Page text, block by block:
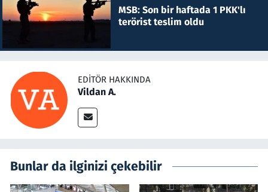
MSB: Son bir haftada 1 PKK'lı
terörist teslim oldu
EDITÖR HAKKINDA
Vildan A.
Bunlar da ilginizi çekebilir